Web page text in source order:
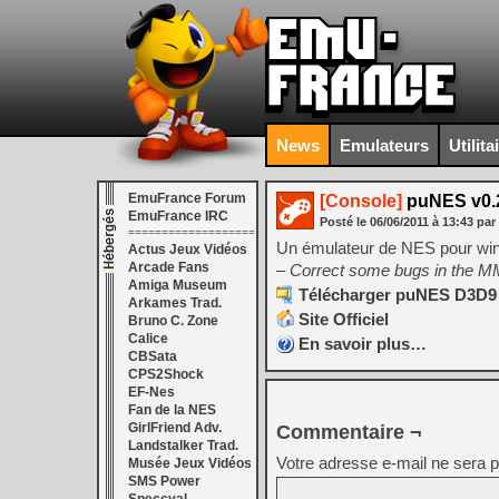
News Emulateurs
EmuFrance Forum
EmuFrance IRC
===================
Actus Jeux Vidéos
Arcade Fans
Amiga Museum
Arkames Trad.
Bruno C. Zone
Calice
CBSata
CPS2Shock
EF-Nes
Fan de la NES
GirlFriend Adv.
Landstalker Trad.
Musée Jeux Vidéos
SMS Power
[Console] puNES
Posté le 06/06/2011 à 13:43 par
Un émulateur de NES pour
– Correct some bugs in the
Télécharger puNES
Site Officiel
En savoir plus…
Commentaire ¬
Votre adresse e-mail ne sera